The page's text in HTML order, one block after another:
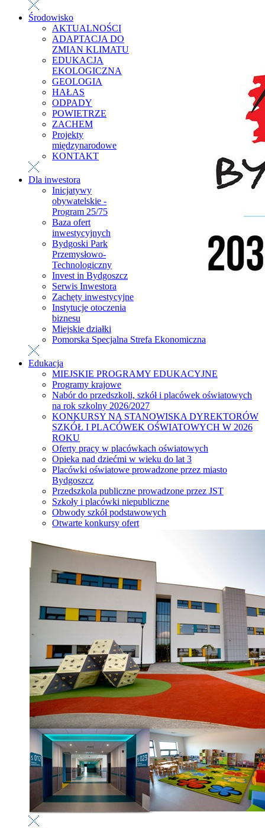
Środowisko
AKTUALNOŚCI
ADAPTACJA DO
ZMIAN KLIMATU
EDUKACJA
EKOLOGICZNA
GEOLOGIA
HAŁAS
ODPADY
POWIETRZE
ZACHEM
Projekty
międzynarodowe
KONTAKT
Dla inwestora
Inicjatywy
obywatelskie -
Program 25/75
Baza ofert
inwestycyjnych
Bydgoski Park
Przemysłowo-
Technologiczny
Invest in Bydgoszcz
Serwis Inwestora
Zachęty inwestycyjne
Instytucje otoczenia
biznesu
Miejskie działki
Pomorska Specjalna Strefa Ekonomiczna
Edukacja
MIEJSKIE PROGRAMY EDUKACYJNE
Programy krajowe
Nabór do przedszkoli, szkół i placówek oświatowych
na rok szkolny 2026/2027
KONKURSY NA STANOWISKA DYREKTORÓW
SZKÓŁ I PLACÓWEK OŚWIATOWYCH W 2026
ROKU
Oferty pracy w placówkach oświatowych
Opieka nad dziećmi w wieku do lat 3
Placówki oświatowe prowadzone przez miasto
Bydgoszcz
Przedszkola publiczne prowadzone przez JST
Szkoły i placówki niepubliczne
Obwody szkół podstawowych
Otwarte konkursy ofert